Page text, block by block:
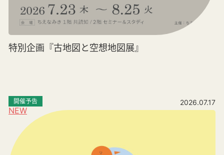
特別企画『古地図と空想地図展』
NEW
開催予告 2026.07.17